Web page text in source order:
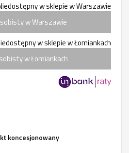
w sklepie w Warszawie
w Warszawie
w sklepie w Łomiankach
w Łomiankach
koncesjonowany